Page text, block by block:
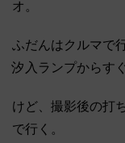
オ。
ふだんはクルマで
汐入ランプからす
けど、撮影後の打
で行く。